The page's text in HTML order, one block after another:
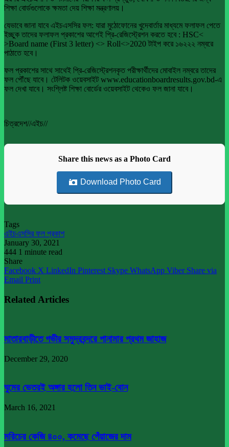
শিক্ষা বোর্ডগুলোকে ক্ষমতা দেয় শিক্ষা মন্ত্রণালয়।
যেভাবে জানা যাবে এইচএসসির ফল: যারা মুঠোফোনের খুদেবার্তার মাধ্যমে ফলাফল পেতে
ইচ্ছুক তাদের ফলাফল প্রকাশের আগেই প্রি-রেজিস্ট্রেশন করতে হবে : HSC<
>Board name (First 3 letter) <> Roll<>2020 টাইপ করে ১৬২২২ নম্বরে
পাঠাতে হবে।
ফল প্রকাশের সাথে সাথেই প্রি-রেজিস্ট্রেশনকৃত পরীক্ষার্থীদের মোবাইল নম্বরে তাদের
ফল পৌঁছে যাবে। টেলিটক ওয়েবসাইট www.educationboardresults.gov.bd-এ
ফল দেখা যাবে। সংশ্লিষ্ট শিক্ষা বোর্ডের ওয়েবসাইট থেকেও ফল জানা যাবে।
চিত্রদেশ//এইচ//
Share this news as a Photo Card
Download Photo Card
Tags
এইচএসসির ফল প্রকাশ
January 30, 2021
444 1 minute read
Share
Facebook X LinkedIn Pinterest Skype WhatsApp Viber Share via
Email Print
Related Articles
মাতারবাড়ীতে গভীর সমুদ্রবন্দরে পানামার প্রথম জাহাজ
December 29, 2020
ঘুমের ভেতরই অঙ্গার হলো তিন ভাই-বোন
March 16, 2021
মরিচের কেজি ৪০০, কমেছে পেঁয়াজের দাম